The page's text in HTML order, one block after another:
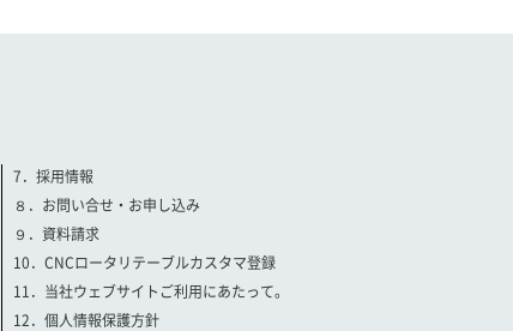
7．採用情報
８．お問い合せ・お申し込み
９．資料請求
10．CNCロータリテーブルカスタマ登録
11．当社ウェブサイトご利用にあたって。
12．個人情報保護方針